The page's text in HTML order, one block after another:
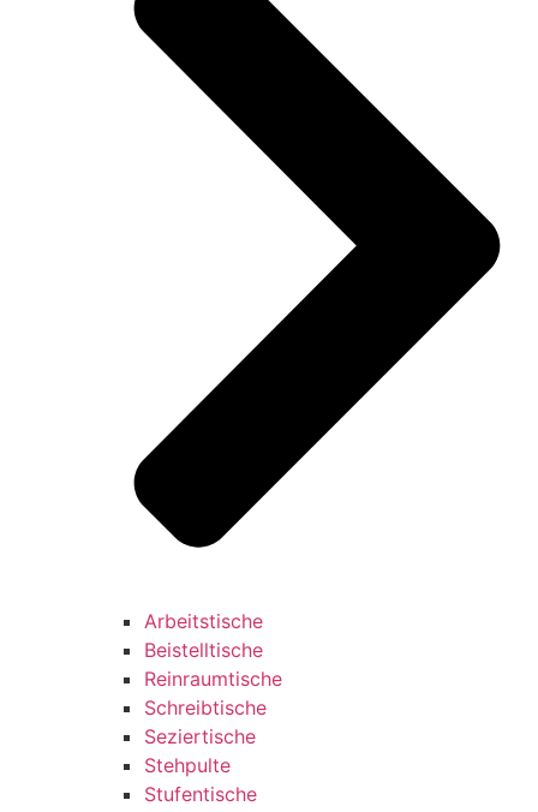
Arbeitstische
Beistelltische
Reinraumtische
Schreibtische
Seziertische
Stehpulte
Stufentische